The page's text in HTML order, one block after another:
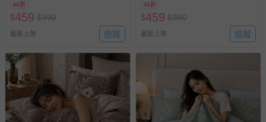
46折
$459 $990
最新上架 追蹤
46折
$459 $990
最新上架 追蹤